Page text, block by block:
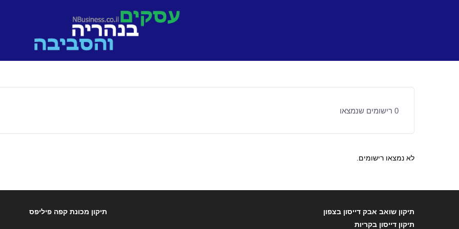
0 רישומים שנמצאו
לא נמצאו רישומים.
תיקון שואב אבק דייסון בצפון
תיקון דייסון בקריות
תיקון מכונת קפה פיליפס